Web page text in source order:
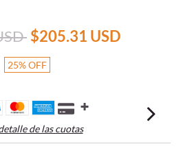
$205.31 USD
25%OFF
de las cuotas